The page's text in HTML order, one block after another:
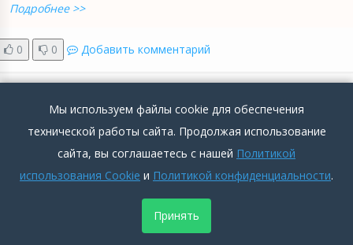
Подробнее >>
0 0 Добавить комментарий
Номер №1
2021-12-01 13:08:51
1076
Мы используем файлы cookie для обеспечения
технической работы сайта. Продолжая использование
сайта, вы соглашаетесь с нашей Политикой
использования Cookie и Политикой конфиденциальности.
Принять